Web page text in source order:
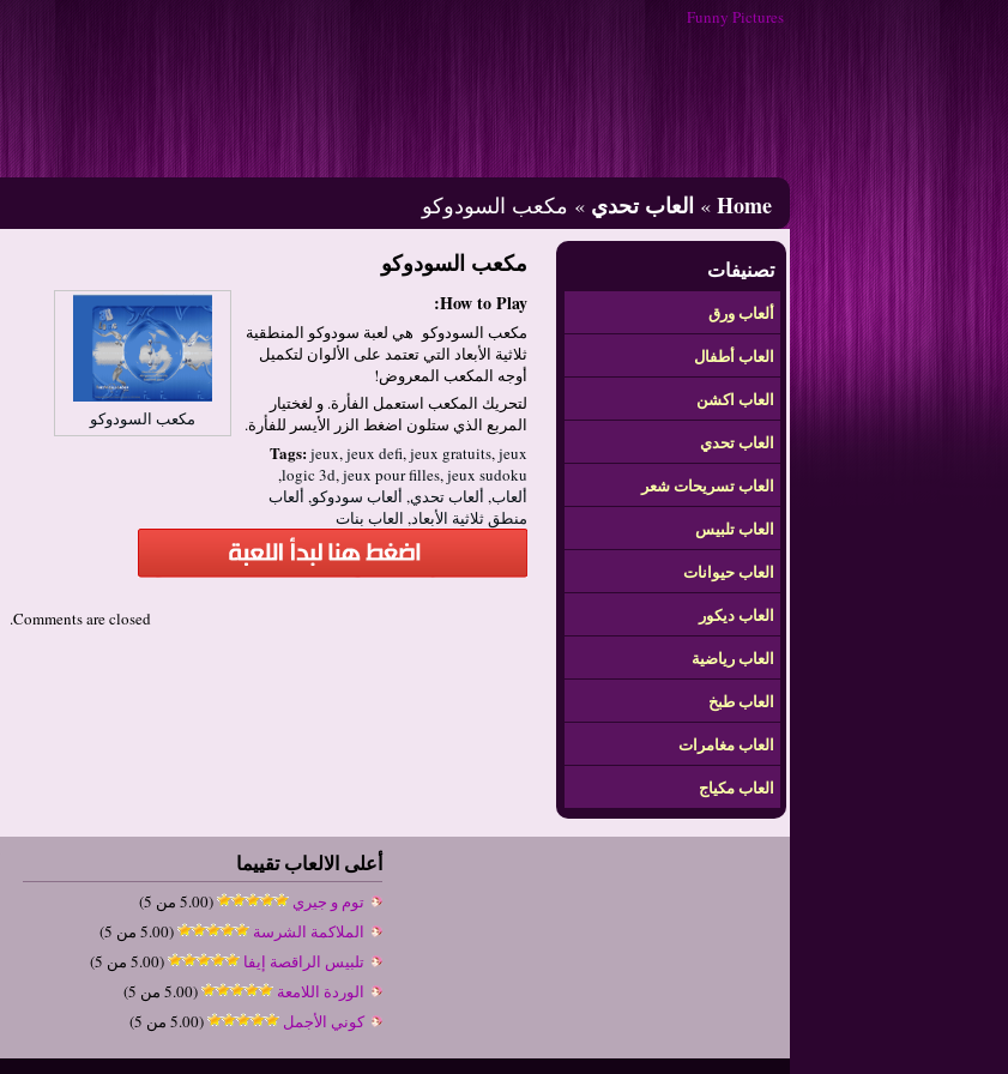
Funny Pictures
Home
» العاب تحدي » مكعب السودوكو
تصنيفات
ألعاب ورق
العاب أطفال
العاب اكشن
العاب تحدي
العاب تسريحات شعر
العاب تلبيس
العاب حيوانات
العاب ديكور
العاب رياضية
العاب طبخ
العاب مغامرات
العاب مكياج
مكعب السودوكو
مكعب السودوكو
How to Play:
مكعب السودوكو هي لعبة سودوكو المنطقية
ثلاثية الأبعاد التي تعتمد على الألوان لتكميل
أوجه المكعب المعروض!
لتحريك المكعب استعمل الفأرة. و لغختيار
المربع الذي ستلون اضغط الزر الأيسر للفأرة.
Tags:jeux,jeux defi,jeux gratuits,jeux
logic 3d,jeux pour filles,jeux sudoku
,
ألعاب, ألعاب تحدي, ألعاب سودوكو, ألعاب
منطق ثلاثية الأبعاد, العاب بنات
Comments are closed.
أعلى الالعاب تقييما
توم و جيري
(5.00 من 5)
الملاكمة الشرسة
(5.00 من 5)
تلبيس الراقصة إيفا
(5.00 من 5)
الوردة اللامعة
(5.00 من 5)
كوني الأجمل
(5.00 من 5)